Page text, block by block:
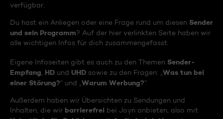
verfügbar.
Du hast ein Anliegen oder eine Frage rund um diesen Sender
und sein Programm? Auf der hier verlinkten Seite haben wir
alle wichtigen Infos für dich zusammengefasst.
Eigene Infoseiten gibt es auch zu den Themen Sender-
Empfang HD und UHD sowie zu den Fragen: „ Was tun bei
einer Störung?“ und „ Warum Werbung?“
Außerdem haben wir Übersichten zu Sendungen und
Inhalten, die wir barrierefrei bei Joyn anbieten, also mit